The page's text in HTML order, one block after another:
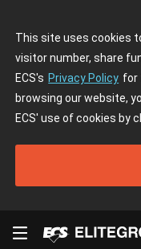
This site uses cookies
visitor number, share
ECS's Privacy Policy for
browsing our website,
ECS' use of cookies by